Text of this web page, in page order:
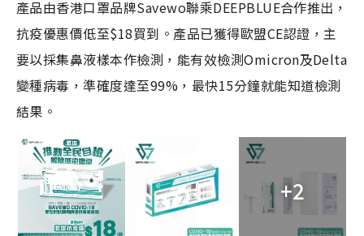
產品由香港口罩品牌Savewo聯乘DEEPBLUE合作推出，
抗疫優惠價低至$18買到。產品已獲得歐盟CE認證，主
要以採集鼻液樣本作檢測，能有效檢測Omicron及Delta
變種病毒，準確度達至99%，最快15分鐘就能知道檢測
結果。
+2